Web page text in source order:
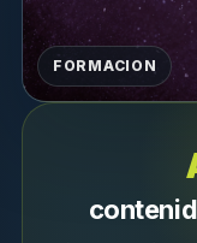
FORMACION